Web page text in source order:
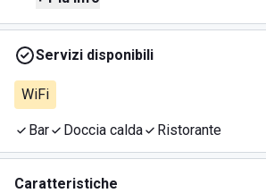
Servizi disponibili
WiFi
Bar Doccia calda Ristorante
Caratteristiche